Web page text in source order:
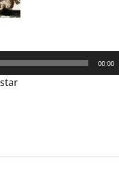
00:00